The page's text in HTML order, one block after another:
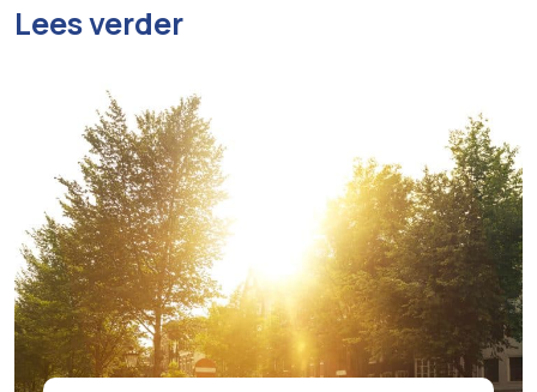
Lees verder